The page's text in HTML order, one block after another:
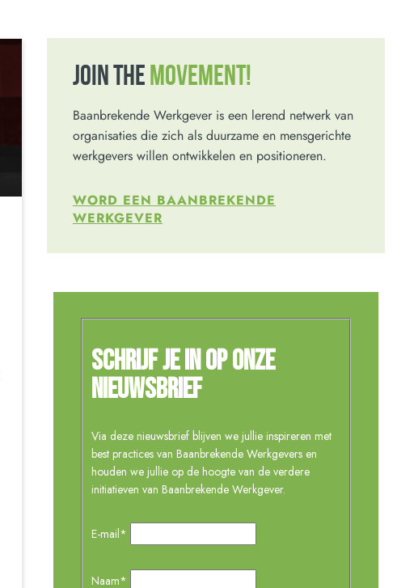
JOIN THE MOVEMENT!
Baanbrekende Werkgever is een lerend netwerk van
organisaties die zich als duurzame en mensgerichte
werkgevers willen ontwikkelen en positioneren.
WORD EEN BAANBREKENDE
WERKGEVER